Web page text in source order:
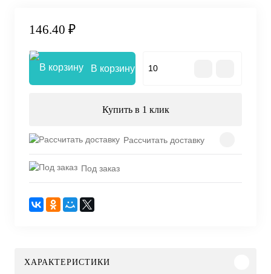
146.40 ₽
В корзину
Купить в 1 клик
Рассчитать доставку
Под заказ
ХАРАКТЕРИСТИКИ